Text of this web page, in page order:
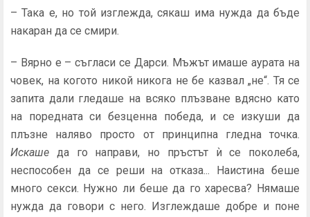
– Така е, но той изглежда, сякаш има нужда да бъде
на­каран да се смири.
– Вярно е – съгласи се Дарси. Мъжът имаше аурата на
човек, на когото никой никога не бе казвал „не“. Тя се
запита дали гледаше на всяко плъзване вдясно като
на поредната си безценна победа, и се изкуши да
плъзне наляво просто от принципна гледна точка.
Искаше да го направи, но пръстът ѝ се поколеба,
неспособен да се реши на отказа... Наистина беше
много секси. Нужно ли беше да го харесва? Нямаше
нужда да говори с него. Изглеждаше добре и поне